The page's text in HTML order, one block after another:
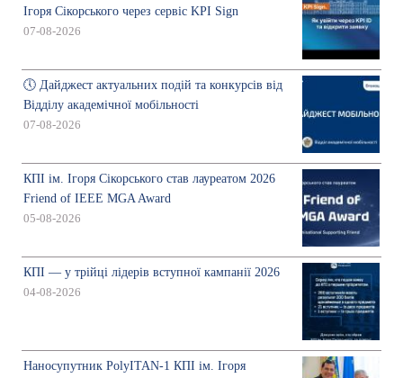
Ігоря Сікорського через сервіс KPI Sign
07-08-2026
🕔 Дайджест актуальних подій та конкурсів від
Відділу академічної мобільності
07-08-2026
КПІ ім. Ігоря Сікорського став лауреатом 2026
Friend of IEEE MGA Award
05-08-2026
КПІ — у трійці лідерів вступної кампанії 2026
04-08-2026
Наносупутник PolyITAN-1 КПІ ім. Ігоря